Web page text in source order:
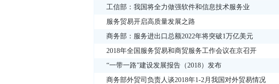
工信部：我国将全力做强软件和信息技术服务业
服务贸易开启高质量发展之路
商务部：服务进出口总额2022年将突破1万亿美元
2018年全国服务贸易和商贸服务工作会议在京召开
“一带一路”建设发展报告（2018）发布
商务部外贸司负责人谈2018年1-2月我国对外贸易情况